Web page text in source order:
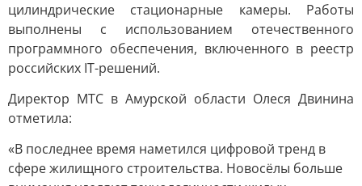
цилиндрические стационарные камеры. Работы
выполнены с использованием отечественного
программного обеспечения, включенного в реестр
российских IT-решений.
Директор МТС в Амурской области Олеся Двинина
отметила:
«В последнее время наметился цифровой тренд в
сфере жилищного строительства. Новосёлы больше